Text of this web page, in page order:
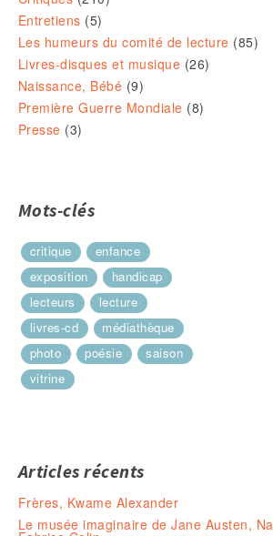
Entretiens (5)
Les humeurs du comité de lecture (85)
Livres-disques et musique (26)
Naissance, Bébé (9)
Première Guerre Mondiale (8)
Presse (3)
Mots-clés
critique
enfance
exposition
handicap
lecteurs
lecture
livres-cd
médiathèque
photo
poésie
saison
vitrine
Articles récents
Frères, Kwame Alexander
Le musée imaginaire de Jane Austen,